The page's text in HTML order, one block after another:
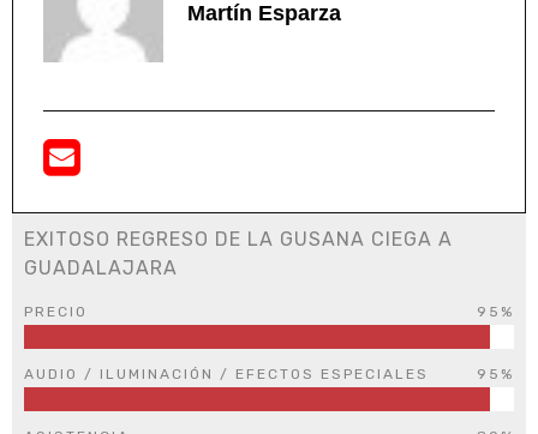
Martín Esparza
EXITOSO REGRESO DE LA GUSANA CIEGA A
GUADALAJARA
PRECIO 95%
AUDIO / ILUMINACIÓN / EFECTOS ESPECIALES 95%